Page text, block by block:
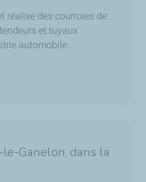
réalise des courroies de
et tuyaux
automobile.
le-Ganelon, dans la